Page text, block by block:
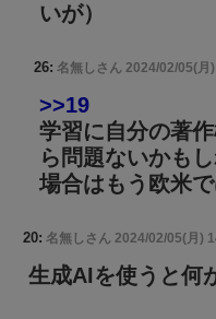
いが）
26: 名無しさん 2024/02/05(月
>>19
学習に自分の著
ら問題ないかも
場合はもう欧米
20: 名無しさん 2024/02/05(月)
生成AIを使うと何